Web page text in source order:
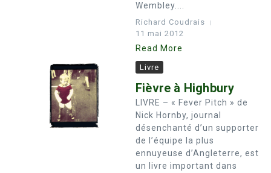
Wembley....
Richard Coudrais
11 mai 2012
Read More
Livre
Fièvre à Highbury
LIVRE – « Fever Pitch » de
Nick Hornby, journal
désenchanté d’un supporter
de l’équipe la plus
ennuyeuse d’Angleterre, est
un livre important dans